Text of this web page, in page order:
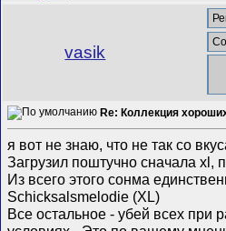
vasik
Re: Коллекция
я вот не знаю, что не так со
Загрузил поштучно сначала xl,
Из всего этого сонма
Schicksalsmelodie (XL)
Все остальное - убей всех при